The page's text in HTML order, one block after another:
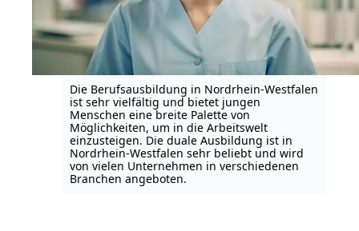
Die Berufsausbildung in Nordrhein-Westfalen
ist sehr vielfältig und bietet jungen
Menschen eine breite Palette von
Möglichkeiten, um in die Arbeitswelt
einzusteigen. Die duale Ausbildung ist in
Nordrhein-Westfalen sehr beliebt und wird
von vielen Unternehmen in verschiedenen
Branchen angeboten.